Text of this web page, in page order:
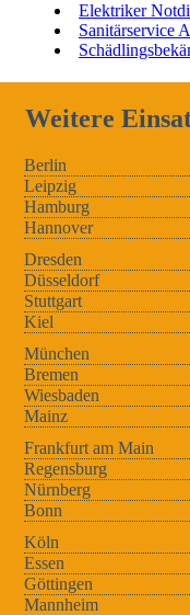
Elektriker
Sanitärservice
Weitere
Berlin
Leipzig
Hamburg
Hannover
Dresden
Düsseldorf
Stuttgart
Kiel
München
Bremen
Wiesbaden
Mainz
Frankfurt am Main
Regensburg
Nürnberg
Bonn
Köln
Essen
Göttingen
Mannheim